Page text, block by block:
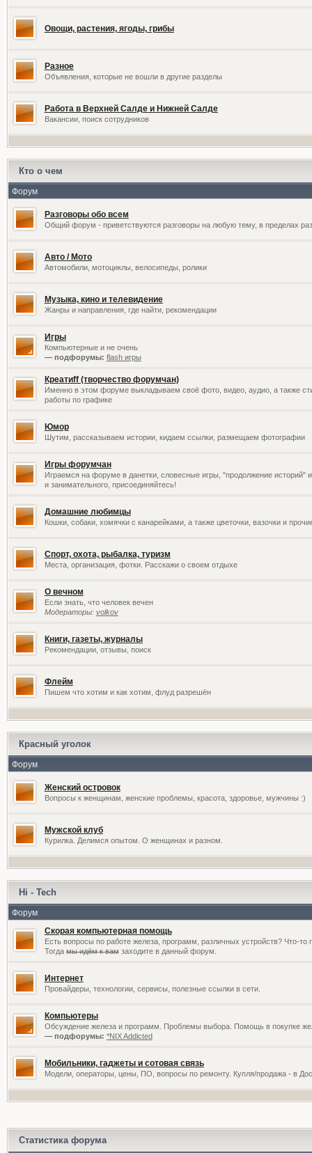
Овощи, растения, ягоды, грибы
Разное
Объявления, которые не вошли в другие разделы
Работа в Верхней Салде и Нижней Салде
Вакансии, поиск сотрудников
Кто о чем
Форум
Разговоры обо всем
Общий форум - приветствуются разговоры на любую тему, в пределах
Авто / Мото
Автомобили, мотоциклы, велосипеды, ролики
Музыка, кино и телевидение
Жанры и направления, где найти, рекомендации
Игры
Компьютерные и не очень
— подфорумы: flash игры
Креатиff (творчество форумчан)
Именно в этом форуме выкладываем своё фото, видео, аудио, а также
работы по графике
Юмор
Шутим, рассказываем истории, кидаем ссылки, размещаем фотографии
Игры форумчан
Играемся на форуме в данетки, словесные игры, "продолжение историй"
и занимательного, присоединяйтесь!
Домашние любимцы
Кошки, собаки, хомячки с канарейками, а также цветочки, вазочки и
Спорт, охота, рыбалка, туризм
Места, организация, фотки. Расскажи о своем отдыхе
О вечном
Если знать, что человек вечен
Модераторы: volkov
Книги, газеты, журналы
Рекомендации, отзывы, поиск
Флейм
Пишем что хотим и как хотим, флуд разрешён
Красный уголок
Форум
Женский островок
Вопросы к женщинам, женские проблемы, красота, здоровье, мужчины :)
Мужской клуб
Курилка. Делимся опытом. О женщинах и разном.
Hi - Tech
Форум
Скорая компьютерная помощь
Есть вопросы по работе железа, программ, различных устройств? Что-то
Тогдамы идём к вамзаходите в данный форум.
Интернет
Провайдеры, технологии, сервисы, полезные ссылки в сети.
Компьютеры
Обсуждение железа и программ. Проблемы выбора. Помощь в покупке
— подфорумы: *NIX Addicted
Мобильники, гаджеты и сотовая связь
Модели, операторы, цены, ПО, вопросы по ремонту. Купля/продажа - в
Статистика форума